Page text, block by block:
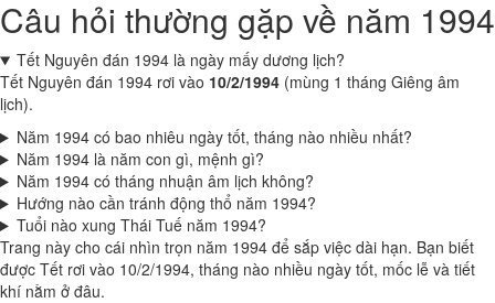
Câu hỏi thường gặp về năm 1994
Tết Nguyên đán 1994 là ngày mấy dương lịch?
Tết Nguyên đán 1994 rơi vào 10/2/1994 (mùng 1 tháng Giêng âm
lịch).
Năm 1994 có bao nhiêu ngày tốt, tháng nào nhiều nhất?
Năm 1994 là năm con gì, mệnh gì?
Năm 1994 có tháng nhuận âm lịch không?
Hướng nào cần tránh động thổ năm 1994?
Tuổi nào xung Thái Tuế năm 1994?
Trang này cho cái nhìn trọn năm 1994 để sắp việc dài hạn. Bạn biết
được Tết rơi vào 10/2/1994, tháng nào nhiều ngày tốt, mốc lễ và tiết
khí nằm ở đâu.